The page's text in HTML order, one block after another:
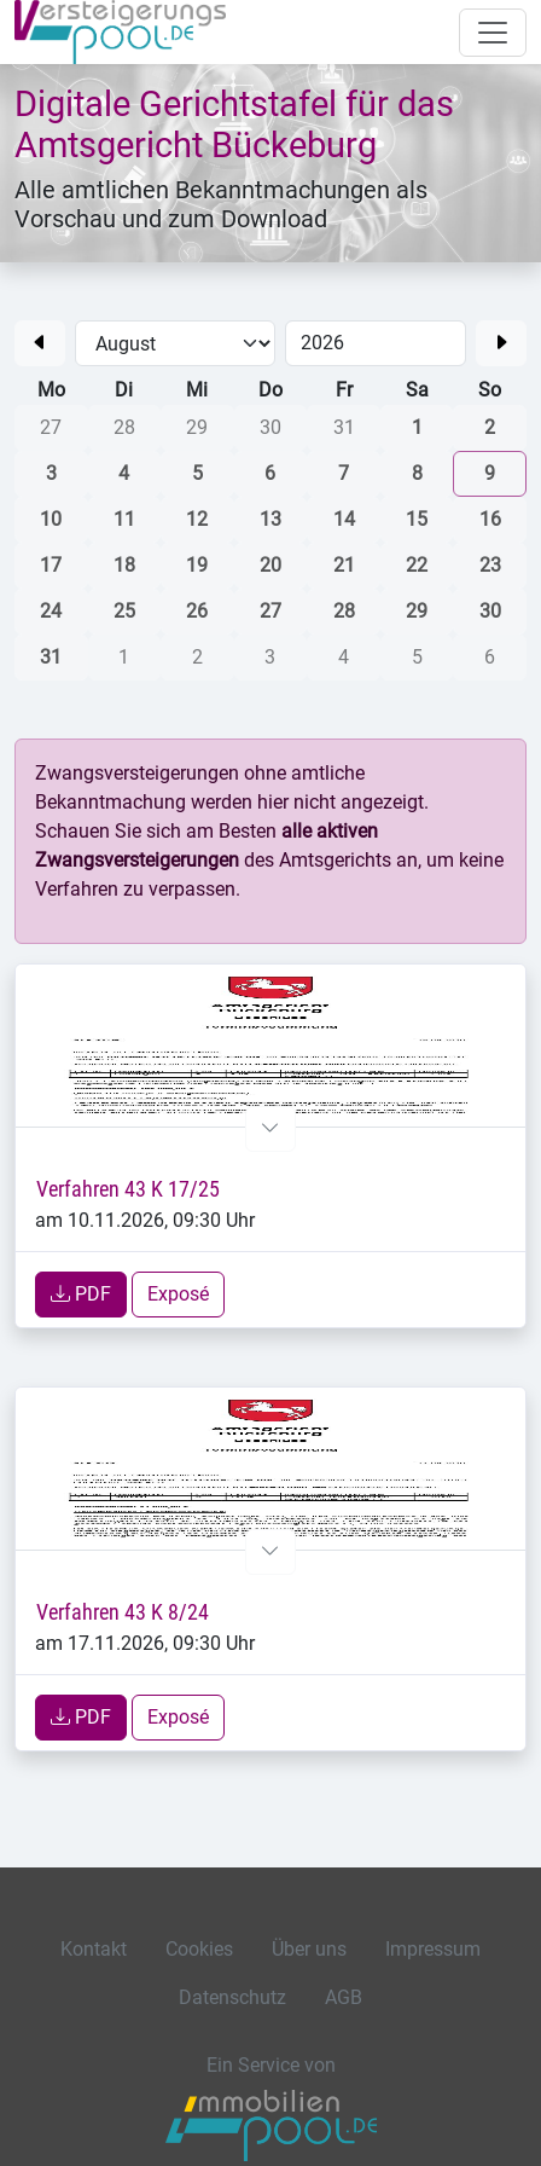
Digitale Gerichtstafel für das
Amtsgericht Bückeburg
Alle amtlichen Bekanntmachungen als
Vorschau und zum Download
Zwangsversteigerungen ohne amtliche
Bekanntmachung werden hier nicht angezeigt.
Schauen Sie sich am Besten alle aktiven
Zwangsversteigerungen des Amtsgerichts an, um keine
Verfahren zu verpassen.
Verfahren 43 K 17/25
am 10.11.2026, 09:30 Uhr
PDF Exposé
Verfahren 43 K 8/24
am 17.11.2026, 09:30 Uhr
PDF Exposé
Mo Di Mi Do Fr Sa
So
27
28 29 30 31 1
2
3
4 5 6 7 8
9
10
11 12 13 14 15
16
17
18 19 20 21 22
23
24
25 26 27 28 29
30
31
1 2 3 4 5 6
Kontakt Cookies Über uns Impressum
Datenschutz AGB
Ein Service von